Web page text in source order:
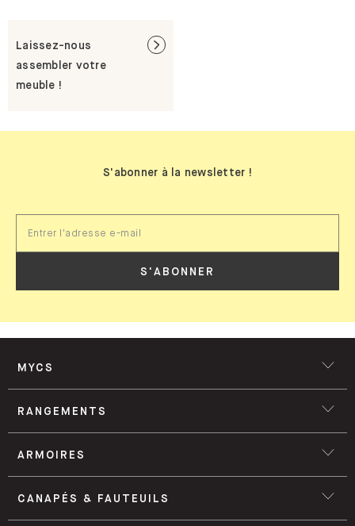
Laissez-nous
assembler votre
meuble !
S'abonner à la newsletter !
S'ABONNER
MYCS
RANGEMENTS
ARMOIRES
CANAPÉS & FAUTEUILS